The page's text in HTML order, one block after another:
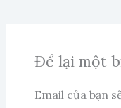
Để lại một
Email của bạn